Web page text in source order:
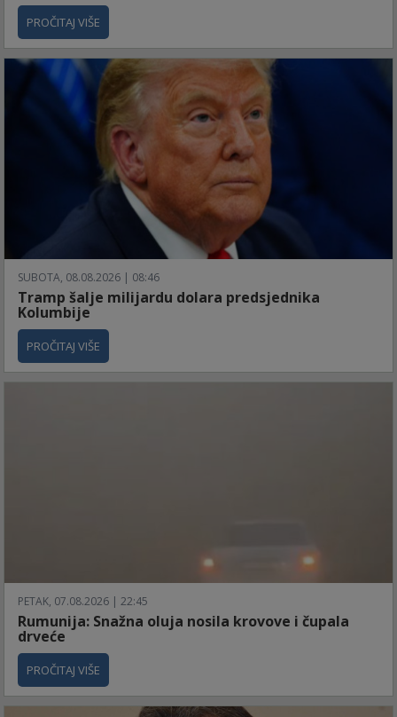
PROČITAJ VIŠE
SUBOTA, 08.08.2026 | 08:46
Tramp šalje milijardu dolara predsjednika
Kolumbije
PROČITAJ VIŠE
PETAK, 07.08.2026 | 22:45
Rumunija: Snažna oluja nosila krovove i čupala
drveće
PROČITAJ VIŠE